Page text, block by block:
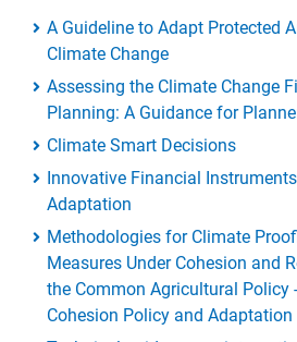
A Guideline to Adapt Protected
Climate Change
Assessing the Climate Change
Planning: A Guidance for
Climate Smart Decisions
Innovative Financial
Adaptation
Methodologies for Climate
Measures Under Cohesion and
the Common Agricultural Policy
Cohesion Policy and